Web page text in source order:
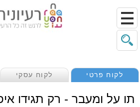
לקוח פרטי לקוח עסקי
תו על ומעבר - רק תגידו